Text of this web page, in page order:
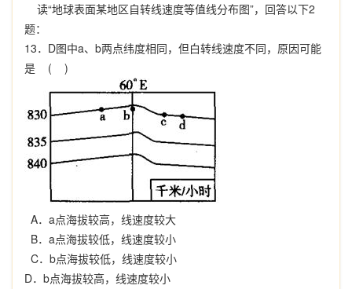
读“地球表面某地区自转线速度等值线分布图”，回答以下2
题：
13． D图中a、 b两点纬度相同，但白转线速度不同，原因可能
是 ( )
A． a点海拔较高，线速度较大
B． a点海拔较低，线速度较小
C． b点海拔较低，线速度较小
D． b点海拔较高，线速度较小